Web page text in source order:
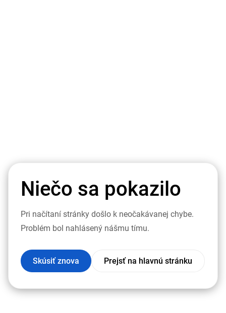
Niečo sa pokazilo
Pri načítaní stránky došlo k neočakávanej chybe.
Problém bol nahlásený nášmu tímu.
Skúsiť znova Prejsť na hlavnú stránku